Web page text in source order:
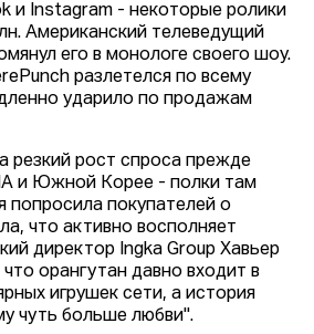
и Instagram - некоторые ролики
Американский телеведущий
его в монологе своего шоу.
разлетелся по всему
ударило по продажам
резкий рост спроса прежде
и Южной Корее - полки там
попросила покупателей о
что активно восполняет
директор Ingka Group Хавьер
орангутан давно входит в
игрушек сети, а история
чуть больше любви".